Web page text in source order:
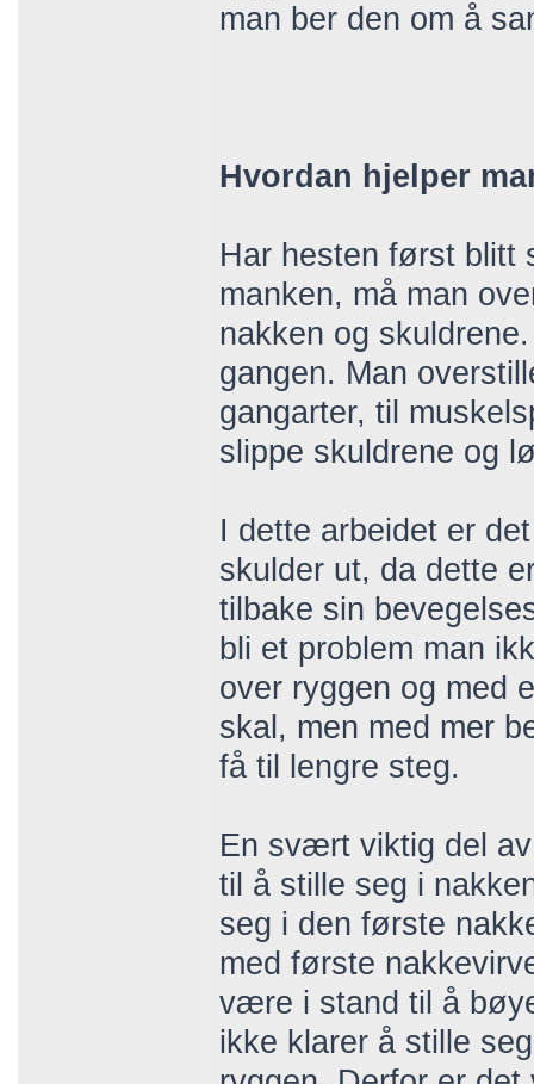
man ber den om å
Hvordan hjelper
Har hesten først blitt
manken, må man
nakken og
gangen. Man
gangarter, til
slippe skuldrene og
I dette arbeidet er
skulder ut, da dette
tilbake sin
bli et problem man
over ryggen og med
skal, men med mer
få til lengre steg.
En svært viktig del
til å stille seg i
seg i den første
med første
være i stand til å
ikke klarer å stille